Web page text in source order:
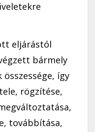
eljárástól
bármely
így
rögzítése,
továbbítása,